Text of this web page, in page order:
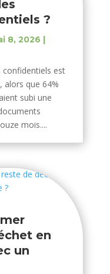
?
8, 2026 |
est
alors que 64%
subi une
mois....
en
un